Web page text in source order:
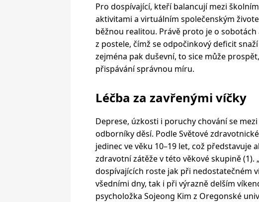
Pro dospívající, kteří balancují mezi
aktivitami a virtuálním společenským
běžnou realitou. Právě proto je o
z postele, čímž se odpočinkový deficit
zejména pak duševní, to sice může
přispávání správnou míru.
Léčba za zavřenými víčky
Deprese, úzkosti i poruchy chování se
odborníky děsí. Podle Světové
jedinec ve věku 10–19 let, což představuje
zdravotní zátěže v této věkové skupině (1).
dospívajících roste jak při nedostatečném
všedními dny, tak i při výrazně delším
psycholožka Sojeong Kim z Oregonské